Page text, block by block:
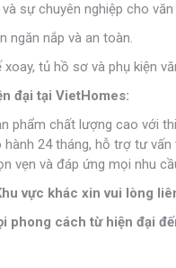
sự chuyên nghiệp cho văn
ngăn nắp và an toàn.
tủ hồ sơ và phụ kiện
đại tại VietHomes:
phẩm chất lượng cao với
24 tháng, hỗ trợ tư
vẹn và đáp ứng mọi nhu
vực khác xin vui lòng
phong cách từ hiện đại